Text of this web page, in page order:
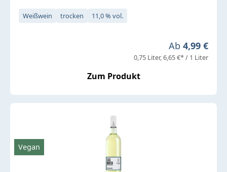
Weißwein trocken 11,0 % vol.
Regulärer
Ab 4,99 €
0,75 Liter 6,65 €* / 1 Liter
Zum Produkt
Vegan